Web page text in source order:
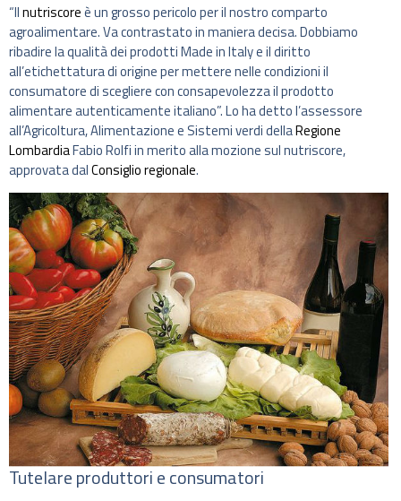
“Ilnutriscoreè un grosso pericolo per il nostro comparto
agroalimentare. Va contrastato in maniera decisa. Dobbiamo
ribadire la qualità dei prodotti Made in Italy e il diritto
all’etichettatura di origine per mettere nelle condizioni il
consumatore di scegliere con consapevolezza il prodotto
alimentare autenticamente italiano”. Lo ha detto l’assessore
all’Agricoltura, Alimentazione e Sistemi verdi dellaRegione
LombardiaFabio Rolfi in merito alla mozione sul nutriscore,
approvata dalConsiglio regionale.
Tutelare produttori e consumatori